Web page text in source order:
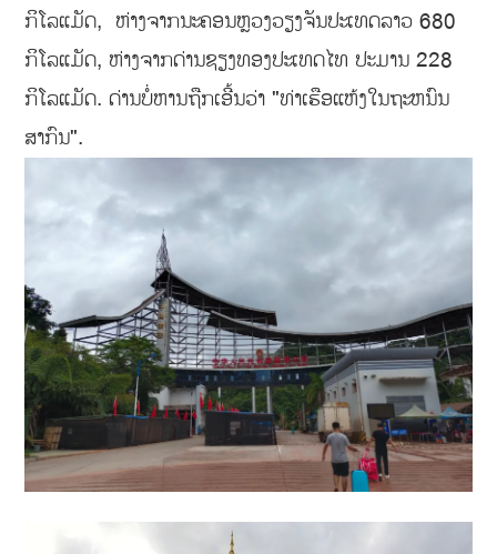
ກິໂລແມັດ, ຫ່າງຈາກນະຄອນຫຼວງວຽງຈັນປະເທດລາວ 680
ກິໂລແມັດ, ຫ່າງຈາກດ່ານຊຽງທອງປະເທດໄທ ປະມານ 228
ກິໂລແມັດ. ດ່ານບໍ່ຫານຖືກເອີ້ນວ່າ "ທ່າເຮືອແຫ້ງໃນຖະຫນົນ
ສາກົນ".